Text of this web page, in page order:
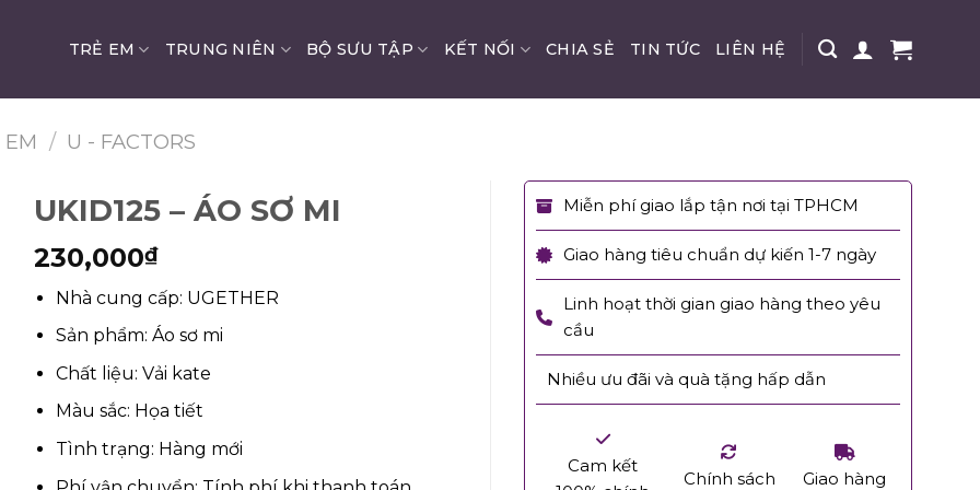
TRẺ EM TRUNG NIÊN BỘ SƯU TẬP KẾT NỐI CHIA SẺ TIN TỨC LIÊN HỆ
/ U - FACTORS
UKID125 – ÁO SƠ MI
230,000₫
Nhà cung cấp: UGETHER
Sản phẩm: Áo sơ mi
Chất liệu: Vải kate
Màu sắc: Họa tiết
Tình trạng: Hàng mới
Miễn phí giao lắp tận nơi tại TPHCM
Giao hàng tiêu chuẩn dự kiến 1-7 ngày
Linh hoạt thời gian giao hàng theo yêu
cầu
Nhiều ưu đãi và quà tặng hấp dẫn
Cam kết
Chính sách
Giao hàng